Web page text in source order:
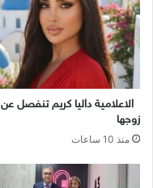
الاعلامية داليا كريم تنفصل عن
زوجها
منذ 10 ساعات